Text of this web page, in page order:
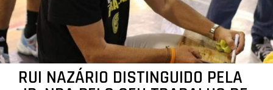
RUI NAZÁRIO DISTINGUIDO PELA